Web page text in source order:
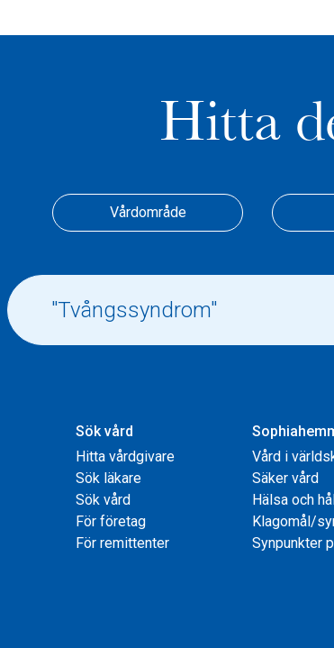
Hitta
Vårdområde
Sök vård
Hitta vårdgivare
Sök läkare
Sök vård
För företag
För remittenter
Vård i
Säker vård
Hälsa och
Klagomål/
Synpunkter